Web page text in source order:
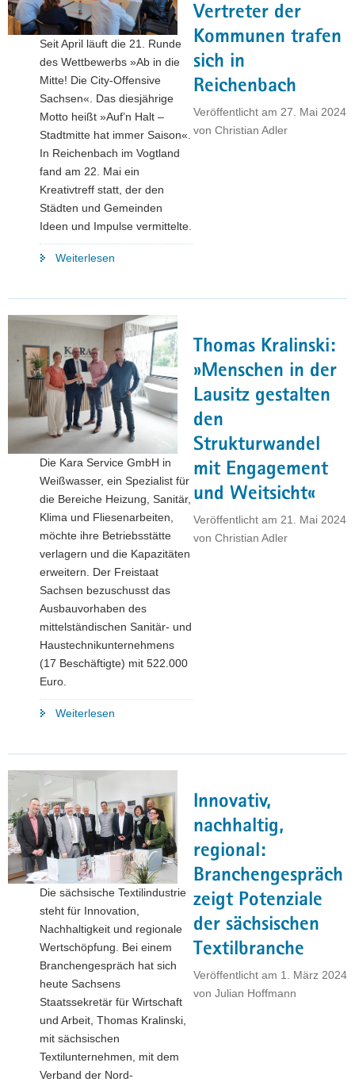
Vertreter der
Kommunen trafen
sich in
Reichenbach
Veröffentlicht am 27. Mai 2024
von Christian Adler
Seit April läuft die 21. Runde
des Wettbewerbs »Ab in die
Mitte! Die City-Offensive
Sachsen«. Das diesjährige
Motto heißt »Auf’n Halt –
Stadtmitte hat immer Saison«.
In Reichenbach im Vogtland
fand am 22. Mai ein
Kreativtreff statt, der den
Städten und Gemeinden
Ideen und Impulse vermittelte.
Weiterlesen
die
Mitte!«:
Experten
und
Vertreter
der
Kommunen
trafen
sich
in
Reichenbach"
Thomas Kralinski:
»Menschen in der
Lausitz gestalten
den
Strukturwandel
mit Engagement
und Weitsicht«
Veröffentlicht am 21. Mai 2024
von Christian Adler
Die Kara Service GmbH in
Weißwasser, ein Spezialist für
die Bereiche Heizung, Sanitär,
Klima und Fliesenarbeiten,
möchte ihre Betriebsstätte
verlagern und die Kapazitäten
erweitern. Der Freistaat
Sachsen bezuschusst das
Ausbauvorhaben des
mittelständischen Sanitär- und
Haustechnikunternehmens
(17 Beschäftigte) mit 522.000
Euro.
Weiterlesen
Lausitz
gestalten
den
Strukturwandel
mit
Engagement
und
Weitsicht«"
Innovativ,
nachhaltig,
regional:
Branchengespräch
zeigt Potenziale
der sächsischen
Textilbranche
Veröffentlicht am 1. März 2024
von Julian Hoffmann
Die sächsische Textilindustrie
steht für Innovation,
Nachhaltigkeit und regionale
Wertschöpfung. Bei einem
Branchengespräch hat sich
heute Sachsens
Staatssekretär für Wirtschaft
und Arbeit, Thomas Kralinski,
mit sächsischen
Textilunternehmen, mit dem
Verband der Nord-